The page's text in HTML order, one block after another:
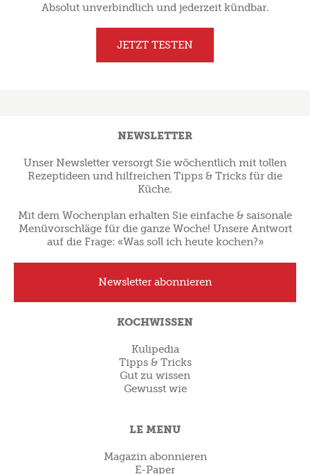
Macedonia alla grappa
Absolut unverbindlich und jederzeit kündbar.
JETZT TESTEN
NEWSLETTER
Unser Newsletter versorgt Sie wöchentlich mit tollen
Rezeptideen und hilfreichen Tipps & Tricks für die
Küche.
Mit dem Wochenplan erhalten Sie einfache & saisonale
Menüvorschläge für die ganze Woche! Unsere Antwort
auf die Frage: «Was soll ich heute kochen?»
Newsletter abonnieren
KOCHWISSEN
Kulipedia
Tipps & Tricks
Gut zu wissen
Gewusst wie
LE MENU
Magazin abonnieren
E-Paper